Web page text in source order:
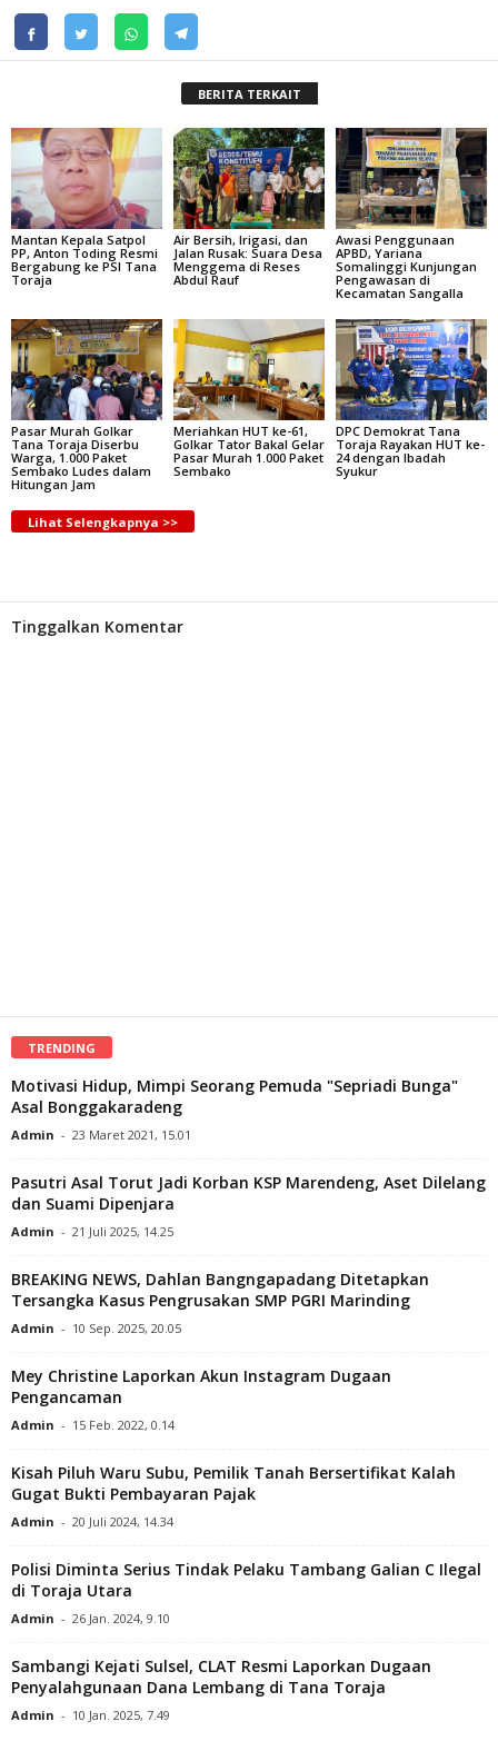
BERITA TERKAIT
Mantan Kepala Satpol
PP, Anton Toding Resmi
Bergabung ke PSI Tana
Toraja
Air Bersih, Irigasi, dan
Jalan Rusak: Suara Desa
Menggema di Reses
Abdul Rauf
Awasi Penggunaan
APBD, Yariana
Somalinggi Kunjungan
Pengawasan di
Kecamatan Sangalla
Pasar Murah Golkar
Tana Toraja Diserbu
Warga, 1.000 Paket
Sembako Ludes dalam
Hitungan Jam
Meriahkan HUT ke-61,
Golkar Tator Bakal Gelar
Pasar Murah 1.000 Paket
Sembako
DPC Demokrat Tana
Toraja Rayakan HUT ke-
24 dengan Ibadah
Syukur
Lihat Selengkapnya >>
Tinggalkan Komentar
TRENDING
Motivasi Hidup, Mimpi Seorang Pemuda "Sepriadi Bunga"
Asal Bonggakaradeng
Admin - 23 Maret 2021, 15.01
Pasutri Asal Torut Jadi Korban KSP Marendeng, Aset Dilelang
dan Suami Dipenjara
Admin - 21 Juli 2025, 14.25
BREAKING NEWS, Dahlan Bangngapadang Ditetapkan
Tersangka Kasus Pengrusakan SMP PGRI Marinding
Admin - 10 Sep. 2025, 20.05
Mey Christine Laporkan Akun Instagram Dugaan
Pengancaman
Admin - 15 Feb. 2022, 0.14
Kisah Piluh Waru Subu, Pemilik Tanah Bersertifikat Kalah
Gugat Bukti Pembayaran Pajak
Admin - 20 Juli 2024, 14.34
Polisi Diminta Serius Tindak Pelaku Tambang Galian C Ilegal
di Toraja Utara
Admin - 26 Jan. 2024, 9.10
Sambangi Kejati Sulsel, CLAT Resmi Laporkan Dugaan
Penyalahgunaan Dana Lembang di Tana Toraja
Admin - 10 Jan. 2025, 7.49